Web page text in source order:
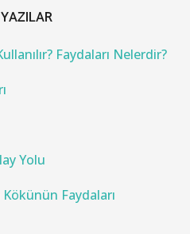
Faydaları Nelerdir?
Yolu
Faydaları